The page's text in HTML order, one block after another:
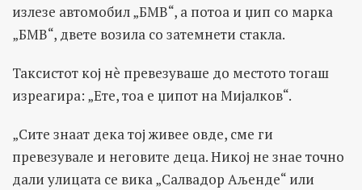
излезе автомобил „БМВ“, а потоа и џип со марка
„БМВ“, двете возила со затемнети стакла.
Таксистот кој нè превезуваше до местото тогаш
изреагира: „Ете, тоа е џипот на Мијалков“.
„Сите знаат дека тој живее овде, сме ги
превезувале и неговите деца. Никој не знае точно
дали улицата се вика „Салвадор Аљенде“ или